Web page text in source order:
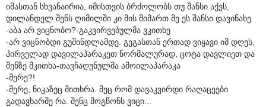
იმასთან სხვანაირია, იმისთვის ბრძოლობს თუ შანსი აქვს,
დილანდელ შენს ღიმილში კი მის მიმართ მე ეს შანსი დავინახე
-აბა არ ვიცნობო?-გაკვირვებულმა ვკითხე
-არ ვიცნობდი გუშინდლამდე. გეგასთან ერთად ვიყავი იმ დღეს,
პირველად დავილაპარაკეთ ნორმალურად, ცოტა დავლიეთ და
შენზე მკითხა-თავჩაღუნულმა ამოილაპარაკა
-მერე?!
-მერე, ნიკაზეც მითხრა. მეც რომ დავაკვირდი რაღაცეები
გადავხარშე რა. შენც მოგწონს ვიცი...